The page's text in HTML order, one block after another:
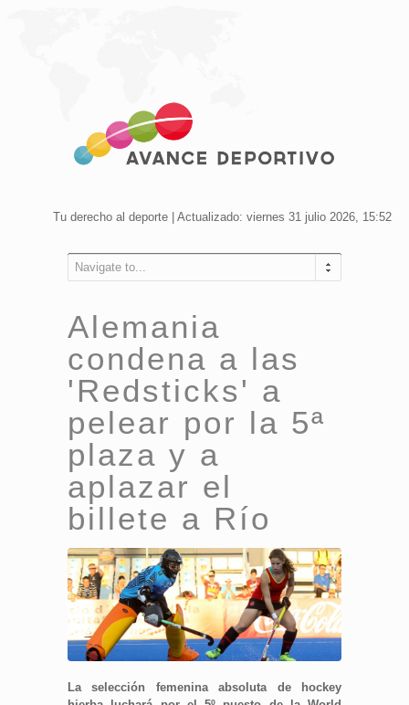
Tu derecho al deporte | Actualizado: viernes 31 julio 2026, 15:52
Navigate to...
Alemania
condena a las
'Redsticks' a
pelear por la 5ª
plaza y a
aplazar el
billete a Río
La selección femenina absoluta de hockey